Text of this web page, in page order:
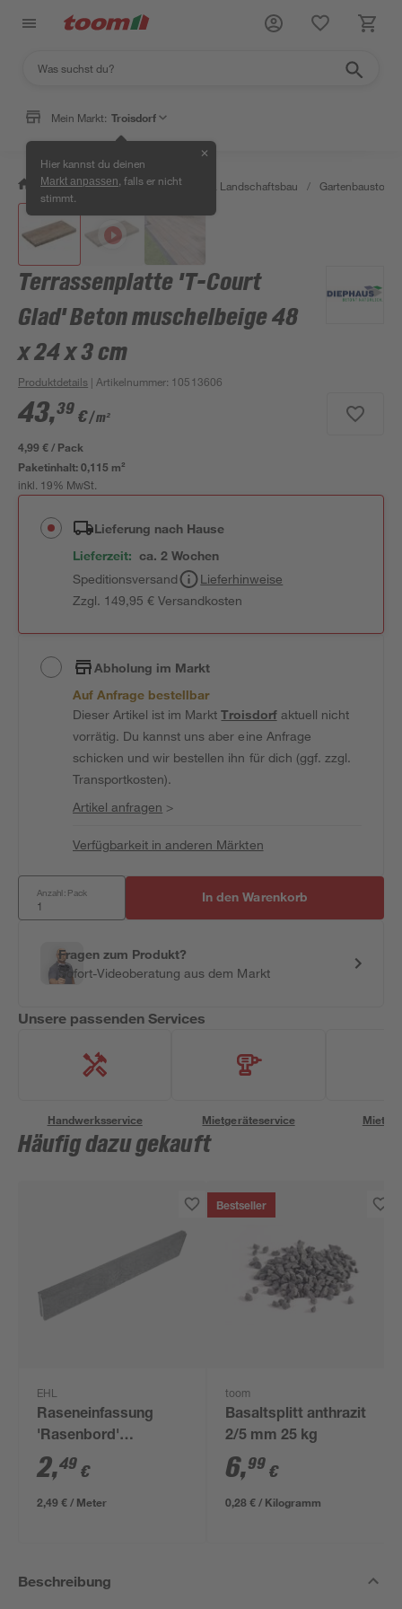
Mein Markt: Troisdorf
Hier kannst du deinen
Markt anpassen , falls er nicht
stimmt.
✕
/ Garten & Freizeit / Gartenbau & Landschaftsbau / Gartenbaustoffe
Terrassenplatte 'T-Court
Glad' Beton muschelbeige 48
x 24 x 3 cm
Produktdetails | Artikelnummer: 10513606
43,39 €/ m²
4,99 € / Pack
Paketinhalt:0,115 m²
inkl. 19% MwSt.
Lieferung nach Hause
Lieferzeit: ca. 2 Wochen
Speditionsversand
Lieferhinweise
Zzgl. 149,95 € Versandkosten
Abholung im Markt
Auf Anfrage bestellbar
Dieser Artikel ist im MarktTroisdorfaktuell nicht
vorrätig. Du kannst uns aber eine Anfrage
schicken und wir bestellen ihn für dich (ggf. zzgl.
Transportkosten).
Artikel anfragen >
Verfügbarkeit in anderen Märkten
Anzahl: Pack In den Warenkorb
Fragen zum Produkt?
Sofort-Videoberatung aus dem Markt
Unsere passenden Services
Handwerksservice Mietgeräteservice
Häufig dazu gekauft
EHL
Raseneinfassung
'Rasenbord'
beidseitig abgerundet
5 x 25 x 100 cm grau
2,49 €
2,49 € / Meter
Bestseller
toom
Basaltsplitt anthrazit
2/5 mm 25 kg
6,99 €
0,28 € / Kilogramm
Beschreibung